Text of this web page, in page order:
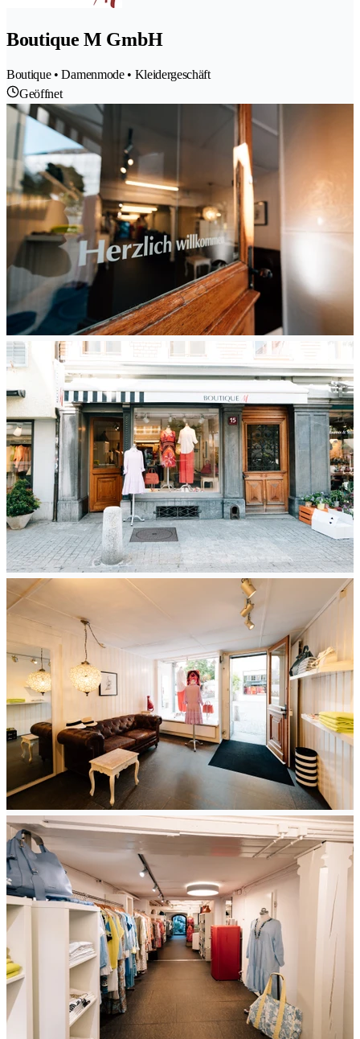
Boutique M GmbH
Boutique • Damenmode • Kleidergeschäft
Geöffnet